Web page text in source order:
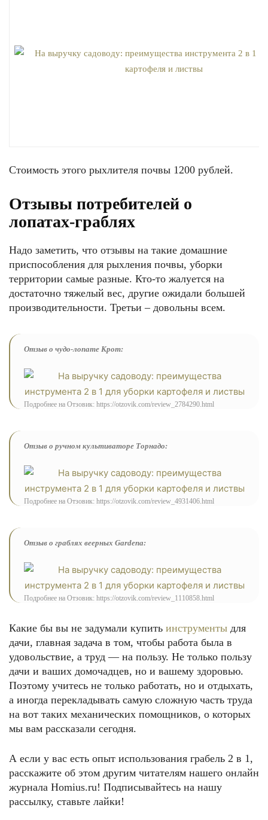
Стоимость этого рыхлителя почвы 1200 рублей.
Отзывы потребителей о
лопатах-граблях
Надо заметить, что отзывы на такие домашние
приспособления для рыхления почвы, уборки
территории самые разные. Кто-то жалуется на
достаточно тяжелый вес, другие ожидали большей
производительности. Третьи – довольны всем.
Отзыв о чудо-лопате Крот:
Подробнее на Отзовик: https://otzovik.com/review_2784290.html
Отзыв о ручном культиваторе Торнадо:
Подробнее на Отзовик: https://otzovik.com/review_4931406.html
Отзыв о граблях веерных Gardena:
Подробнее на Отзовик: https://otzovik.com/review_1110858.html
Какие бы вы не задумали купить инструменты для
дачи, главная задача в том, чтобы работа была в
удовольствие, а труд — на пользу. Не только пользу
дачи и ваших домочадцев, но и вашему здоровью.
Поэтому учитесь не только работать, но и отдыхать,
а иногда перекладывать самую сложную часть труда
на вот таких механических помощников, о которых
мы вам рассказали сегодня.
А если у вас есть опыт использования грабель 2 в 1,
расскажите об этом другим читателям нашего онлайн
журнала Homius.ru! Подписывайтесь на нашу
рассылку, ставьте лайки!